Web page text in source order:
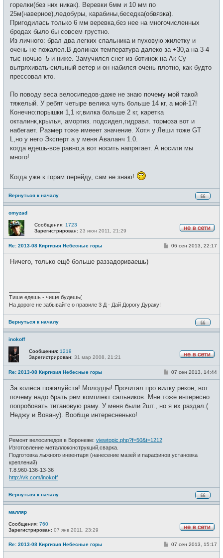
горелки(без них никак). Веревки 6мм и 10 мм по
25м(наверное),ледобуры, карабины,беседка(обвязка).
Пригодилась только 6 мм веревка,без нее на многочисленных
бродах было бы совсем грустно.
Из личного: брал два легких спальника и пуховую жилетку и
очень не пожалел.В долинах температура далеко за +30,а на 3-4
тыс ночью -5 и ниже. Замучился снег из ботинок на Ак Су
вытряхивать-сильный ветер и он набился очень плотно, как будто
прессовал кто.
По поводу веса велосипедов-даже не знаю почему мой такой
тяжелый. У ребят четыре велика чуть больше 14 кг, а мой-17!
Конечно:порышки 1,1 кг,вилка больше 2 кг, каретка
окталинк,крылья, амортиз. подсидел,гидравл. тормоза вот и
набегает. Размер тоже имееет значение. Хотя у Леши тоже GT
L,но у него Эксперт а у меня Аваланч 1.0.
когда едешь-все равно,а вот носить напрягает. А носили мы
много!
Когда уже к горам перейду, сам не знаю!
Вернуться к началу
omyzad
е
в
с
Сообщения: 1723
Зарегистрирован: 23 июн 2011, 21:29
Re: 2013-08 Киргизия Небесные горы
С06 сен 2013, 22:17
Ничего, только ещё больше раззадориваешь)
Тише едешь - чище будешь(
На дороге не забывайте о правиле 3 Д - Дай Дорогу Дураку!
Вернуться к началу
inokoff
е
в
с
Сообщения: 1219
Зарегистрирован: 31 мар 2008, 21:21
Re: 2013-08 Киргизия Небесные горы
С
б
щ
н
07 сен 2013, 14:44
За колёса пожалуйста! Молодцы! Прочитал про вилку рекон, вот
почему надо брать рем комплект сальников. Мне тоже интересно
попробовать титановую раму. У меня были 2шт., но я их раздал.(
Неджу и Вовану). Вообще интересненько!
Ремонт велосипедов в Воронеже: viewtopic.php?f=50&t=1212
Изготовление металлоконструкций,сварка.
Подготовка лыжного инвентаря (нанесение мазей и парафинов,установка
креплений)
Т.8.960-136-13-36
http://vk.com/inokoff
Вернуться к началу
малляр
в
с
Сообщения: 760
Зарегистрирован: 07 янв 2011, 23:29
Re: 2013-08 Киргизия Небесные горы
С07 сен 2013, 15:17